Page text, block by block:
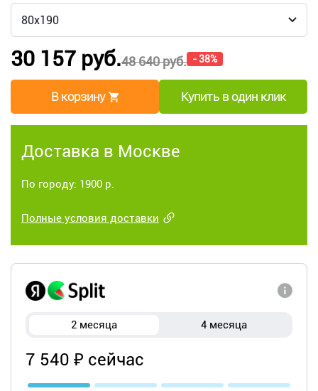
48 640 руб. - 38%
30 157 руб.
В корзину Купить в один клик
Доставка в Москве
По городу: 1900 р.
Полные условия доставки
2 месяца 4 месяца
7 540 ₽ сейчас